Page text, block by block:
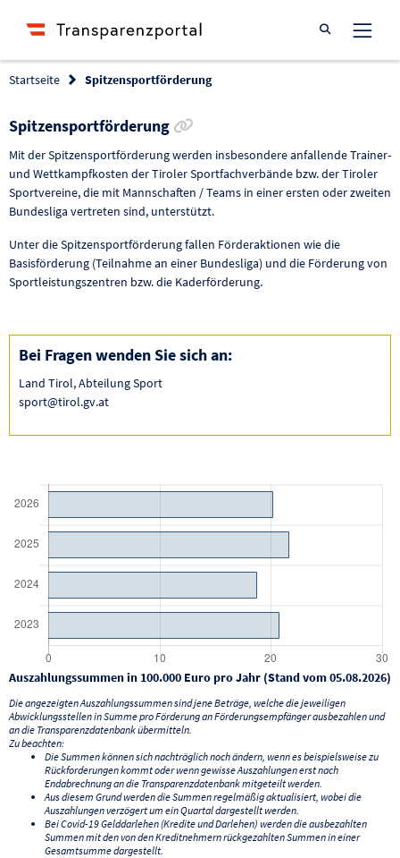
Suche öffnen
Startseite Spitzensportförderung
Spitzensportförderung
Mit der Spitzensportförderung werden insbesondere anfallende Trainer-
und Wettkampfkosten der Tiroler Sportfachverbände bzw. der Tiroler
Sportvereine, die mit Mannschaften / Teams in einer ersten oder zweiten
Bundesliga vertreten sind, unterstützt.
Unter die Spitzensportförderung fallen Förderaktionen wie die
Basisförderung (Teilnahme an einer Bundesliga) und die Förderung von
Sportleistungszentren bzw. die Kaderförderung.
Bei Fragen wenden Sie sich an:
Land Tirol, Abteilung Sport
sport@tirol.gv.at
Auszahlungssummen in 100.000 Euro pro Jahr (Stand vom 05.08.2026)
Die angezeigten Auszahlungssummen sind jene Beträge, welche die jeweiligen
Abwicklungsstellen in Summe pro Förderung an Förderungsempfänger ausbezahlen und
an die Transparenzdatenbank übermitteln.
Zu beachten:
Die Summen können sich nachträglich noch ändern, wenn es beispielsweise zu
Rückforderungen kommt oder wenn gewisse Auszahlungen erst nach
Endabrechnung an die Transparenzdatenbank mitgeteilt werden.
Aus diesem Grund werden die Summen regelmäßig aktualisiert, wobei die
Auszahlungen verzögert um ein Quartal dargestellt werden.
Bei Covid-19 Gelddarlehen (Kredite und Darlehen) werden die ausbezahlten
Summen mit den von den Kreditnehmern rückgezahlten Summen in einer
Gesamtsumme dargestellt.